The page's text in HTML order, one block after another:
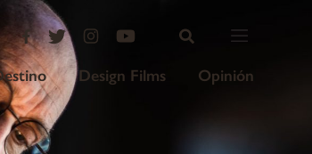
Design Films Opinión